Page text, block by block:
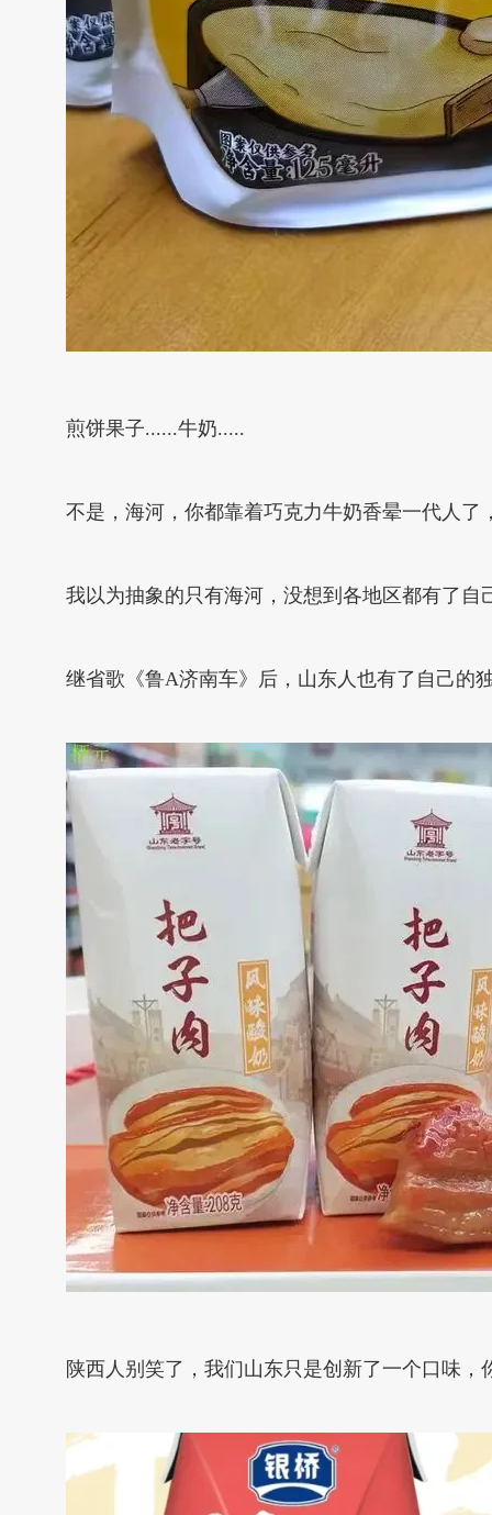
煎饼果子......牛奶.....
不是，海河，你都靠着巧克力牛奶香晕一代人了
我以为抽象的只有海河，没想到各地区都有了自
继省歌《鲁A济南车》后，山东人也有了自己
陕西人别笑了，我们山东只是创新了一个口味